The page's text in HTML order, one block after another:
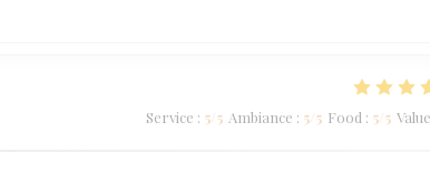
Service : 5/5 Ambiance : 5/5 Food : 5/5 Value